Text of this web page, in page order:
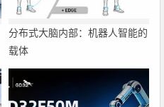
分布式大脑内部：机器人智能的
载体